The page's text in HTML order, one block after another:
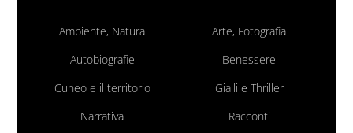
Ambiente, Natura
Arte, Fotografia
Autobiografie
Benessere
Cuneo e il territorio
Gialli e Thriller
Narrativa
Racconti